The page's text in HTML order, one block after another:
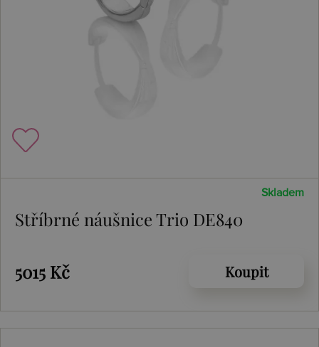
Skladem
Stříbrné náušnice Trio DE840
5015 Kč Koupit